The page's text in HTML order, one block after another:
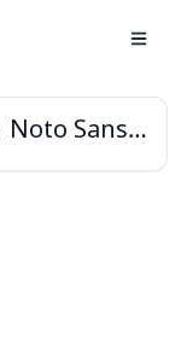
Noto Sans Shavian